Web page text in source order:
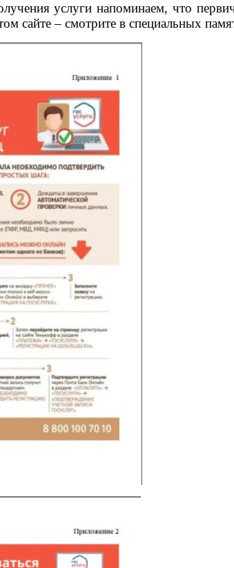
услуги напоминаем, что
сайте – смотрите в специальных